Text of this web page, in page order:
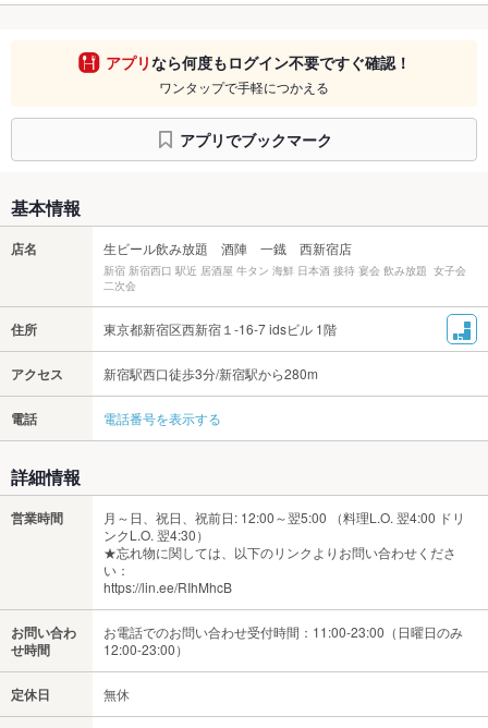
アプリなら何度もログイン不要ですぐ確認！
ワンタップで手軽につかえる
アプリでブックマーク
基本情報
店名 生ビール飲み放題 酒陣 一鐡 西新宿店
新宿 新宿西口 駅近 居酒屋 牛タン 海鮮 日本酒 接待 宴会 飲み放題 女子会
二次会
住所 東京都新宿区西新宿１-16-7 idsビル 1階
アクセス 新宿駅西口徒歩3分/新宿駅から280m
電話 電話番号を表示する
詳細情報
営業時間
月～日、祝日、祝前日: 12:00～翌5:00 （料理L.O. 翌4:00 ドリ
ンクL.O. 翌4:30）
★忘れ物に関しては、以下のリンクよりお問い合わせくださ
い：
https://lin.ee/RIhMhcB
お問い合わ
せ時間
お電話でのお問い合わせ受付時間：11:00-23:00（日曜日のみ
12:00-23:00）
定休日 無休